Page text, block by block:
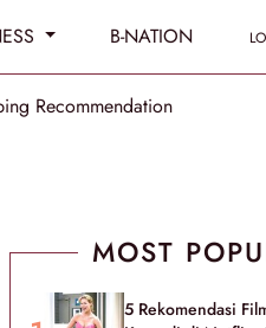
B-NATION
Recommendation
MOST
5 Rekomendasi